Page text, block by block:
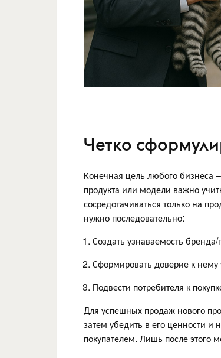
Четко
Конечная цель любого бизнеса
продукта или модели важно
сосредотачиваться только на
нужно последовательно:
Создать узнаваемость бренда/
Сформировать доверие к нему
Подвести потребителя к
Для успешных продаж нового
затем убедить в его ценности
покупателем. Лишь после этого